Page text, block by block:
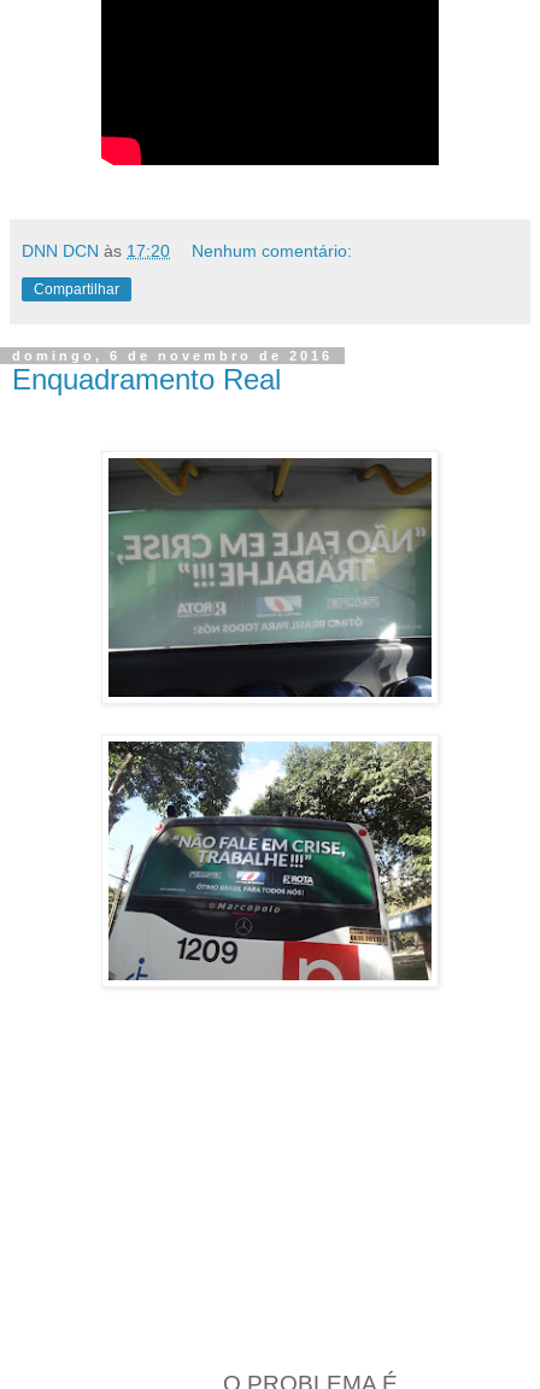
DNN DCN às 17:20 Nenhum comentário:
Compartilhar
domingo, 6 de novembro de 2016
Enquadramento Real
O PROBLEMA É...